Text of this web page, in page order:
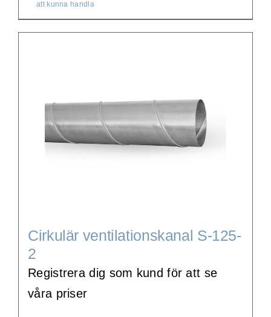
att kunna handla
Cirkulär ventilationskanal S-125-
2
Registrera dig som kund för att se
våra priser